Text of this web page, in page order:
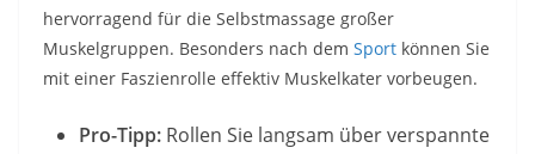
hervorragend für die Selbstmassage großer
Muskelgruppen. Besonders nach dem Sport können Sie
mit einer Faszienrolle effektiv Muskelkater vorbeugen.
Pro-Tipp: Rollen Sie langsam über verspannte